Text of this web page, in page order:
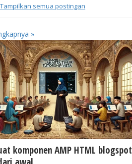
Tampilkan semua postingan
»
komponen AMP HTML blogspot